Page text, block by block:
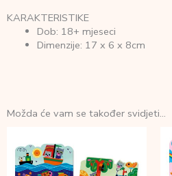
KARAKTERISTIKE
Dob: 18+ mjeseci
Dimenzije: 17 x 6 x 8cm
Možda će vam se također svidjeti…